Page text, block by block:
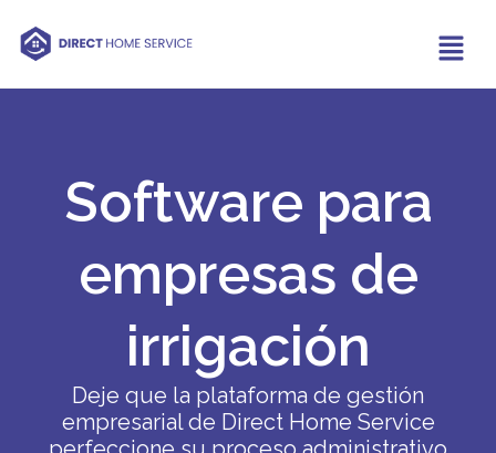
Software para
empresas de
irrigación
Deje que la plataforma de gestión
empresarial de Direct Home Service